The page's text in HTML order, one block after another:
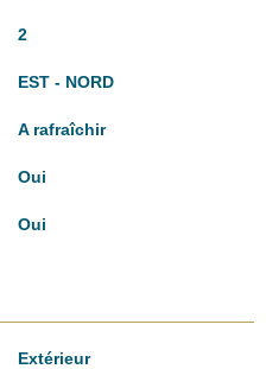
2
EST - NORD
A rafraîchir
Oui
Oui
Extérieur